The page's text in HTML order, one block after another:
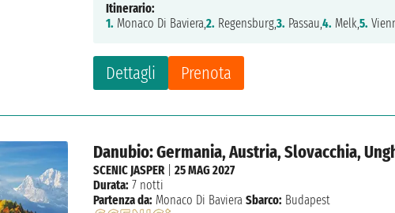
Dettagli Prenota
Itinerario:
1. Monaco Di Baviera,2. Regensburg,3. Passau,4. Melk,5.
Danubio: Germania, Austria, Slovacchia,
SCENIC JASPER|25 MAG 2027
Durata: 7 notti
Partenza da: Monaco Di Baviera Sbarco: Budapest